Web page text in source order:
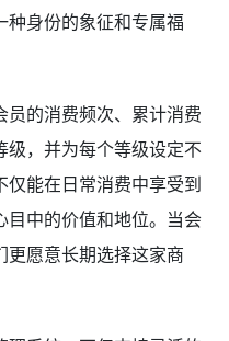
种身份的象征和专属福
的消费频次、累计消费
，并为每个等级设定不
仅能在日常消费中享受到
中的价值和地位。当会
更愿意长期选择这家商